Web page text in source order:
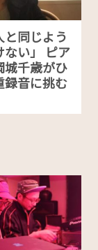
と同じよう
ない」 ピア
城千歳がひ
録音に挑む